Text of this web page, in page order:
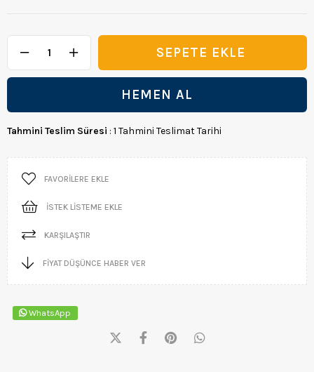
Tahmini Teslim Süresi : 1 Tahmini Teslimat Tarihi
FAVORILERE EKLE
İSTEK LISTEME EKLE
KARŞILAŞTIR
FIYAT DÜŞÜNCE HABER VER
WhatsApp